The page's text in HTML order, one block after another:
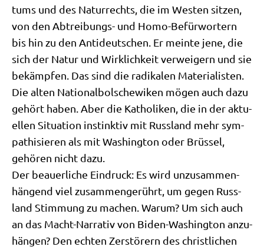
tums und des Natur­rechts, die im Westen sit­zen,
von den Abtrei­bungs- und Homo-Befür­wor­tern
bis hin zu den Anti­deut­schen. Er mein­te jene, die
sich der Natur und Wirk­lich­keit ver­wei­gern und sie
bekämp­fen. Das sind die radi­ka­len Materialisten.
Die alten Natio­nal­bol­sche­wi­ken mögen auch dazu
gehört haben. Aber die Katho­li­ken, die in der aktu­
el­len Situa­ti­on instink­tiv mit Russ­land mehr sym­
pa­thi­sie­ren als mit Washing­ton oder Brüs­sel,
gehö­ren nicht dazu.
Der beau­er­li­che Ein­druck: Es wird unzu­sam­men­
hän­gend viel zusam­men­ge­rührt, um gegen Russ­
land Stim­mung zu machen. War­um? Um sich auch
an das Macht-Nar­ra­tiv von Biden-Washing­ton anzu­
hän­gen? Den ech­ten Zer­stö­rern des christ­li­chen